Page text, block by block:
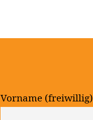
Vorname (freiwillig)